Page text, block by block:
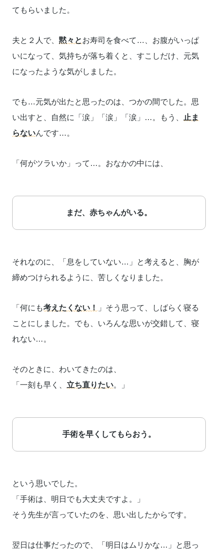
てもらいました。
夫と２人で、 黙々とお寿司を食べて…、お腹がいっぱ
いになって、気持ちが落ち着くと、すこしだけ、元気
になったような気がしました。
でも…元気が出たと思ったのは、つかの間でした。思
い出すと、自然に「涙」「涙」「涙」…。もう、
止ま
らないんです…。
「何がツラいか」って…。おなかの中には、
まだ、赤ちゃんがいる。
それなのに、「息をしていない…」と考えると、胸が
締めつけられるように、苦しくなりました。
「何にも考えたくない！
」そう思って、しばらく寝る
ことにしました。でも、いろんな思いが交錯して、寝
れない…。
そのときに、わいてきたのは、
「一刻も早く、 立ち直りたい。」
手術を早くしてもらおう。
という思いでした。
「手術は、明日でも大丈夫ですよ。」
そう先生が言っていたのを、思い出したからです。
翌日は仕事だったので、「明日はムリかな…」と思っ